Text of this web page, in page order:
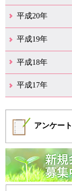
12月（11）
11月（9）
10月（15）
9月（9）
8月（11）
7月（19）
6月（16）
5月（12）
4月（29）
3月（19）
2月（12）
1月（4）
平成20年
12月（19）
11月（10）
10月（18）
9月（10）
8月（9）
7月（14）
6月（15）
5月（10）
4月（9）
3月（13）
2月（8）
1月（5）
平成19年
12月（11）
11月（10）
10月（6）
9月（2）
8月（6）
7月（6）
6月（3）
5月（9）
4月（9）
3月（9）
2月（7）
1月（6）
平成18年
12月（11）
11月（7）
10月（5）
9月（6）
8月（9）
7月（9）
6月（18）
5月（12）
4月（14）
3月（20）
2月（10）
1月（9）
平成17年
アンケート